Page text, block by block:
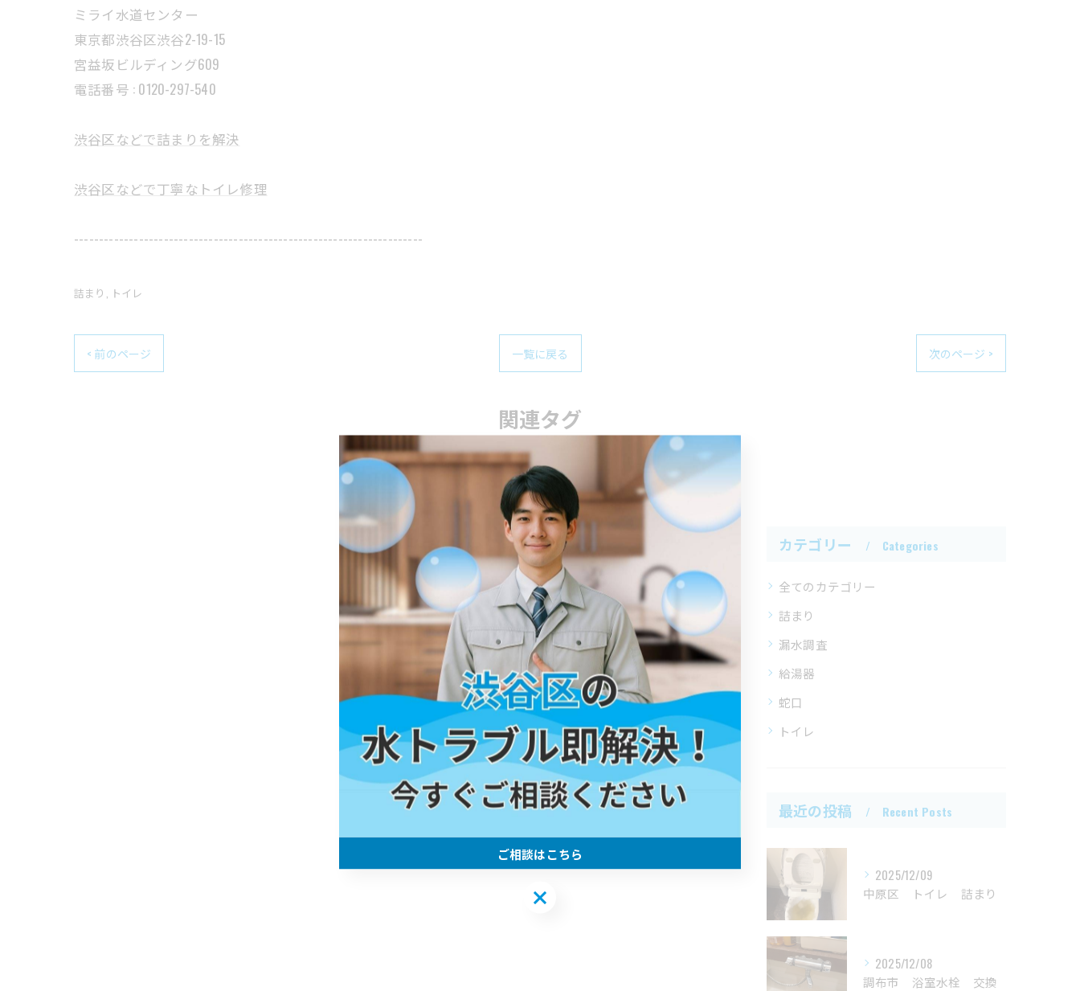
ミライ水道センター
東京都渋谷区渋谷2-19-15
宮益坂ビルディング609
電話番号 : 0120-297-540
渋谷区などで詰まりを解決
渋谷区などで丁寧なトイレ修理
----------------------------------------------------------------------
詰まり トイレ
< 前のページ 一覧に戻る 次のページ >
関連タグ
#青葉区 #桝 #詰まり
カテゴリー Categories
全てのカテゴリー
詰まり
漏水調査
給湯器
蛇口
トイレ
最近の投稿 Recent Posts
2025/12/09
中原区 トイレ 詰まり
2025/12/08
調布市 浴室水栓 交換
ご相談はこちら
ご相談はこちら